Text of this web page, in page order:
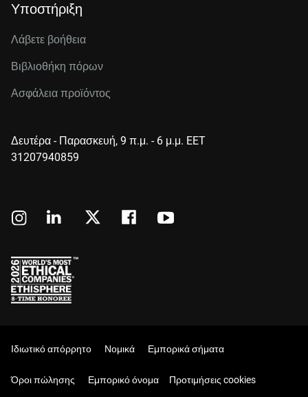
Υποστήριξη
Λάβετε βοήθεια
Βιβλιοθήκη πόρων
Ασφάλεια προϊόντος
Δευτέρα - Παρασκευή, 9 π.μ. - 6 μ.μ. EET
31207940859
Ιδιωτικό απόρρητο Νομικά Εμπορικά σήματα
Όροι πώλησης Εμπορικό όνομα Προτιμήσεις cookies